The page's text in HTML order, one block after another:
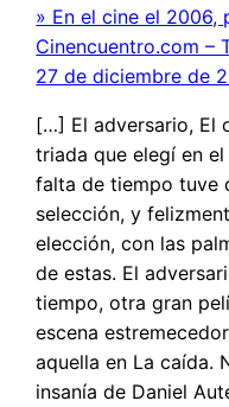
» En el cine el 2006,
Cinencuentro.com –
27 de diciembre de
[…] El adversario, El
triada que elegí en
falta de tiempo tuve
selección, y
elección, con las
de estas. El
tiempo, otra gran
escena
aquella en La caída.
insanía de Daniel